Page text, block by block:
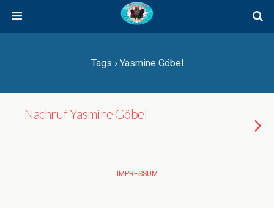
Tags › Yasmine Göbel
Nachruf Yasmine Göbel
IMPRESSUM